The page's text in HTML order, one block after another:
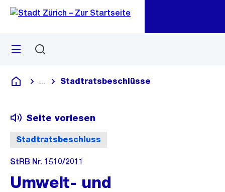
Navigation
Sprunglink
Menü
Deutsch
Blende alle Breadcrumbs ein
Stadtratsbeschlüsse
Stadtratsbeschluss
Seite vorlesen
StRB Nr. 1510/2011
Umwelt- und